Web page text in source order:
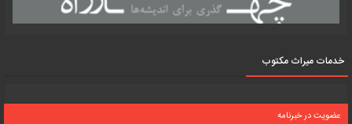
خدمات میراث مکتوب
عضویت در خبرنامه